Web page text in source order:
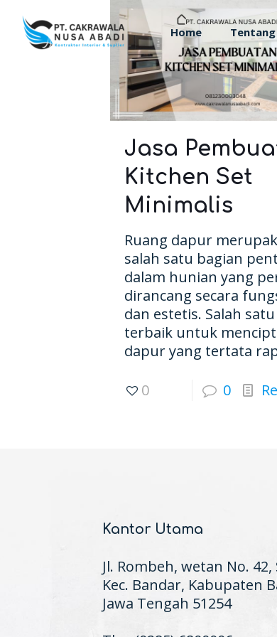
Home
Jasa
Kitchen Set
Minimalis
Ruang dapur
salah satu bagian
dalam hunian yang
dirancang secara
dan estetis. Salah
terbaik untuk
dapur yang tertata
0 0
Kantor Utama
Jl. Rombeh, wetan No.
Kec. Bandar, Kabupaten
Jawa Tengah 51254